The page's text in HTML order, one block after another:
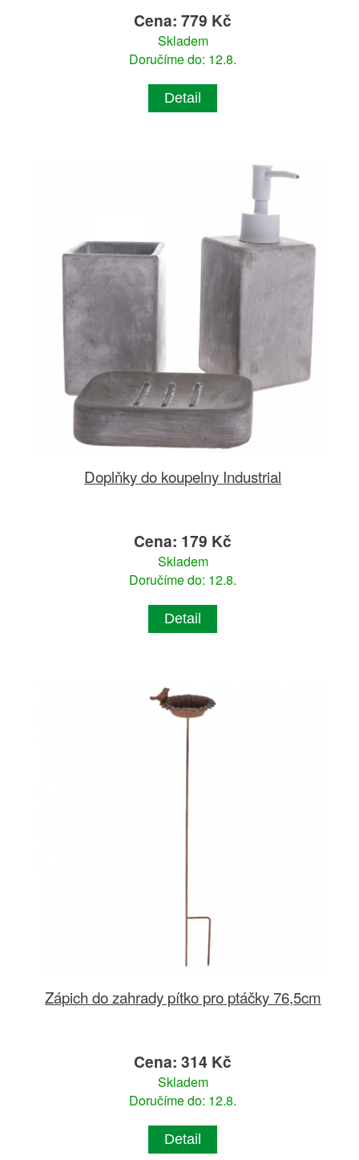
Cena: 779 Kč
Skladem
Doručíme do: 12.8.
Detail
Doplňky do koupelny Industrial
Cena: 179 Kč
Skladem
Doručíme do: 12.8.
Detail
Zápich do zahrady pítko pro ptáčky 76,5cm
Cena: 314 Kč
Skladem
Doručíme do: 12.8.
Detail